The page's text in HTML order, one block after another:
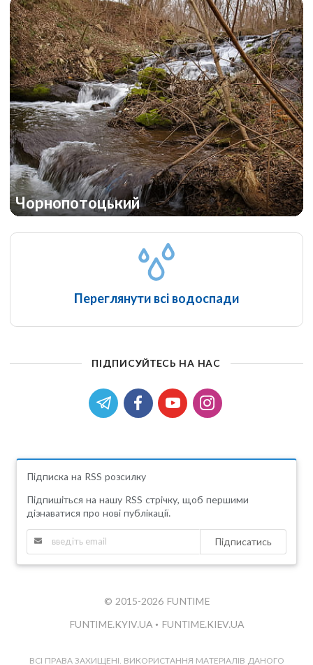
Чорнопотоцький
Переглянути всі водоспади
ПІДПИСУЙТЕСЬ НА НАС
Підписка на RSS розсилку
Підпишіться на нашу RSS стрічку, щоб першими
дізнаватися про нові публікації.
Підписатись
© 2015-2026 FUNTIME
FUNTIME.KYIV.UA • FUNTIME.KIEV.UA
ВСІ ПРАВА ЗАХИЩЕНІ. ВИКОРИСТАННЯ МАТЕРІАЛІВ ДАНОГО